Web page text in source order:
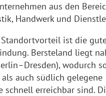
aus den
Handwerk und
ist die
Bersteland liegt
wodurch
auch südlich gelegene
schnell erreichbar sind.